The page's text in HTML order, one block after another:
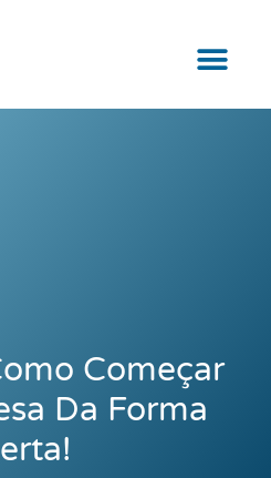
Começar
Da Forma